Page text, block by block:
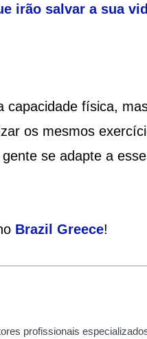
irão salvar a sua
física,
os mesmos
se adapte a
Brazil Greece!
profissionais